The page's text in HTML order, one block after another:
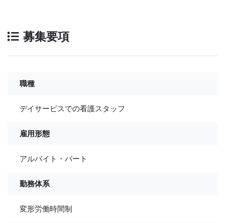
募集要項
職種
デイサービスでの看護スタッフ
雇用形態
アルバイト・パート
勤務体系
変形労働時間制